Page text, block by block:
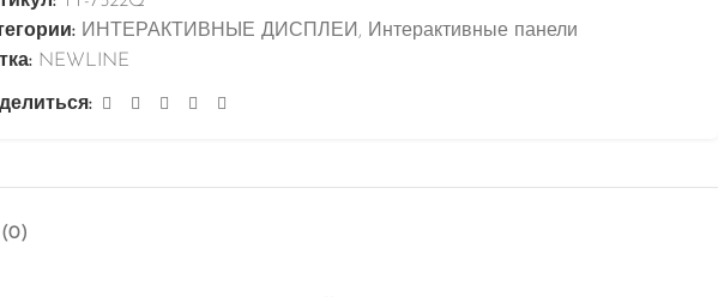
ИНТЕРАКТИВНЫЕ ДИСПЛЕИ , Интерактивные панели
NEWLINE